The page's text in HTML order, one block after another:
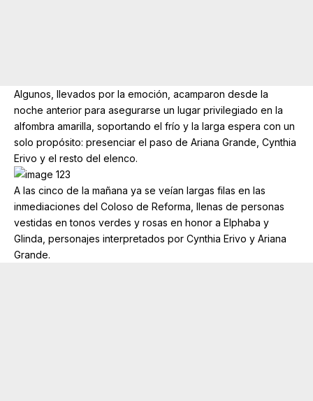
Algunos, llevados por la emoción, acamparon desde la
noche anterior para asegurarse un lugar privilegiado en la
alfombra amarilla, soportando el frío y la larga espera con un
solo propósito: presenciar el paso de Ariana Grande, Cynthia
Erivo y el resto del elenco.
A las cinco de la mañana ya se veían largas filas en las
inmediaciones del Coloso de Reforma, llenas de personas
vestidas en tonos verdes y rosas en honor a Elphaba y
Glinda, personajes interpretados por Cynthia Erivo y Ariana
Grande.